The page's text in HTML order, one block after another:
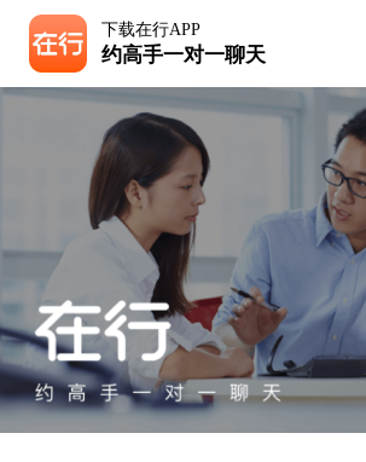
下载在行APP
约高手一对一聊天